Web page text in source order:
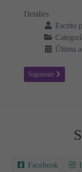
Detalles
Escrito
Última
Artículo siguiente:
Siguiente
Facebook